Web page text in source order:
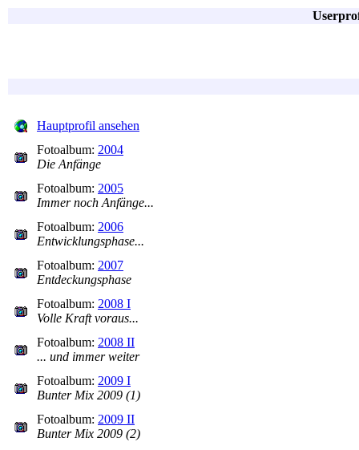
Hauptprofil ansehen
Fotoalbum: 2004
Die Anfänge
Fotoalbum: 2005
Immer noch Anfänge...
Fotoalbum: 2006
Entwicklungsphase...
Fotoalbum: 2007
Entdeckungsphase
Fotoalbum: 2008 I
Volle Kraft voraus...
Fotoalbum: 2008 II
... und immer weiter
Fotoalbum: 2009 I
Bunter Mix 2009 (1)
Fotoalbum: 2009 II
Bunter Mix 2009 (2)